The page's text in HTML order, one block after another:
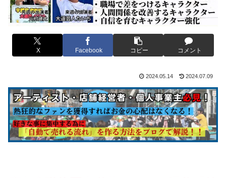
X Facebook コピー コメント
2024.05.14 2024.07.09